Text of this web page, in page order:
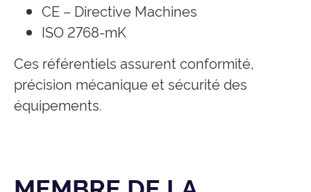
CE – Directive Machines
ISO 2768-mK
Ces référentiels assurent conformité,
précision mécanique et sécurité des
équipements.